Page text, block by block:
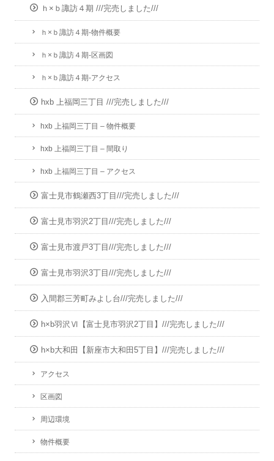
ｈ×ｂ諏訪４期 ///完売しました///
ｈ×ｂ諏訪４期-物件概要
ｈ×ｂ諏訪４期-区画図
ｈ×ｂ諏訪４期-アクセス
hxb 上福岡三丁目 ///完売しました///
hxb 上福岡三丁目 – 物件概要
hxb 上福岡三丁目 – 間取り
hxb 上福岡三丁目 – アクセス
富士見市鶴瀬西3丁目///完売しました///
富士見市羽沢2丁目///完売しました///
富士見市渡戸3丁目///完売しました///
富士見市羽沢3丁目///完売しました///
入間郡三芳町みよし台///完売しました///
h×b羽沢Ⅵ【富士見市羽沢2丁目】///完売しました///
h×b大和田【新座市大和田5丁目】///完売しました///
アクセス
区画図
周辺環境
物件概要